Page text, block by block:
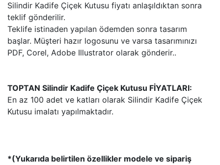
Silindir Kadife Çiçek Kutusu fiyatı anlaşıldıktan sonra
teklif gönderilir.
Teklife istinaden yapılan ödemden sonra tasarım
başlar. Müşteri hazır logosunu ve varsa tasarımınızı
PDF, Corel, Adobe Illustrator olarak gönderir..
TOPTAN Silindir Kadife Çiçek Kutusu FİYATLARI:
En az 100 adet ve katları olarak Silindir Kadife Çiçek
Kutusu imalatı yapılmaktadır.
*(Yukarıda belirtilen özellikler modele ve sipariş